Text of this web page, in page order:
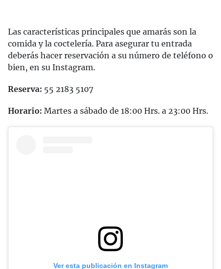
Las características principales que amarás son la
comida y la coctelería. Para asegurar tu entrada
deberás hacer reservación a su número de teléfono o
bien, en su Instagram.
Reserva: 55 2183 5107
Horario: Martes a sábado de 18:00 Hrs. a 23:00 Hrs.
Ver esta publicación en Instagram